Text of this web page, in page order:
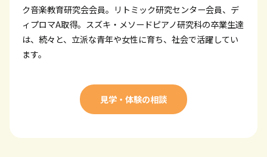
ク音楽教育研究会会員。リトミック研究センター会員、デ
ィプロマA取得。スズキ・メソードピアノ研究科の卒業生達
は、続々と、立派な青年や女性に育ち、社会で活躍してい
ます。
見学・体験の相談